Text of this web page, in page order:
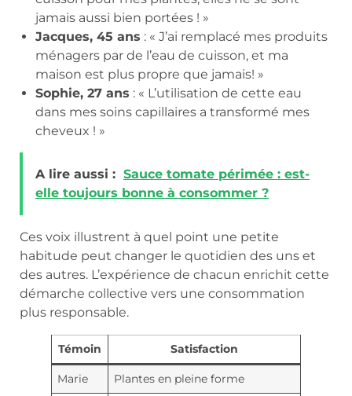
jamais aussi bien portées ! »
Jacques, 45 ans : « J’ai remplacé mes produits
ménagers par de l’eau de cuisson, et ma
maison est plus propre que jamais! »
Sophie, 27 ans : « L’utilisation de cette eau
dans mes soins capillaires a transformé mes
cheveux ! »
A lire aussi : Sauce tomate périmée : est-
elle toujours bonne à consommer ?
Ces voix illustrent à quel point une petite
habitude peut changer le quotidien des uns et
des autres. L’expérience de chacun enrichit cette
démarche collective vers une consommation
plus responsable.
Témoin Satisfaction
Marie
Plantes en pleine forme